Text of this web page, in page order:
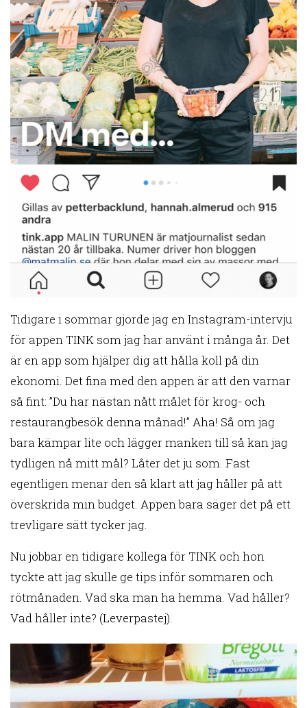
Tidigare i sommar gjorde jag en Instagram-intervju
för appen TINK som jag har använt i många år. Det
är en app som hjälper dig att hålla koll på din
ekonomi. Det fina med den appen är att den varnar
så fint: ”Du har nästan nått målet för krog- och
restaurangbesök denna månad!” Aha! Så om jag
bara kämpar lite och lägger manken till så kan jag
tydligen nå mitt mål? Låter det ju som. Fast
egentligen menar den så klart att jag håller på att
överskrida min budget. Appen bara säger det på ett
trevligare sätt tycker jag.
Nu jobbar en tidigare kollega för TINK och hon
tyckte att jag skulle ge tips inför sommaren och
rötmånaden. Vad ska man ha hemma. Vad håller?
Vad håller inte? (Leverpastej).